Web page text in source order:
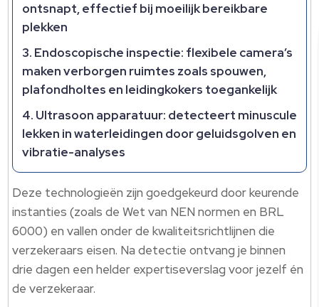
ontsnapt, effectief bij moeilijk bereikbare
plekken
Endoscopische inspectie: flexibele camera’s
maken verborgen ruimtes zoals spouwen,
plafondholtes en leidingkokers toegankelijk
Ultrasoon apparatuur: detecteert minuscule
lekken in waterleidingen door geluidsgolven en
vibratie-analyses
Deze technologieën zijn goedgekeurd door keurende
instanties (zoals de Wet van NEN normen en BRL
6000) en vallen onder de kwaliteitsrichtlijnen die
verzekeraars eisen.​ Na detectie ontvang je binnen
drie dagen een helder expertiseverslag voor jezelf én
de verzekeraar.​